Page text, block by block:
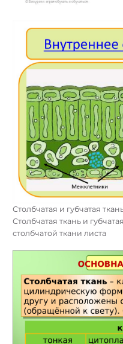
Столбчатая и губчатая
Столбчатая ткань и
столбчатой ткани листа